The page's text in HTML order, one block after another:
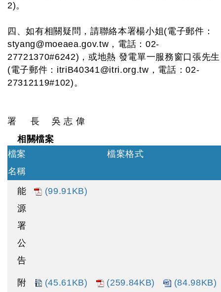
2)。
四、如有相關疑問，請聯絡本署楊小姐(電子郵件：
styang@moeaea.gov.tw ，電話：02-
27721370#6242)，或地熱 發電單一服務窗口張先生
(電子郵件： itriB40341@itri.org.tw ，電話：02-
27312119#102)。
署 長 吳 志 偉
相關檔案
檔案
名稱
檔案格式
能
源
署
公
告
(99.91KB)
附
(45.61KB) (259.84KB) (84.98KB)